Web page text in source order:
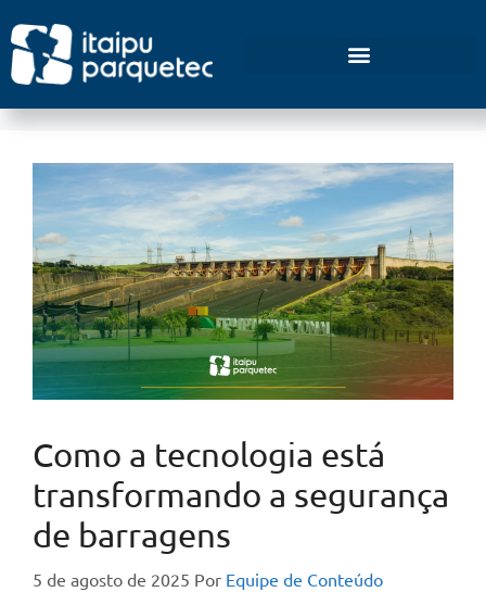
Como a tecnologia está
transformando a segurança
de barragens
5 de agosto de 2025 Por Equipe de Conteúdo